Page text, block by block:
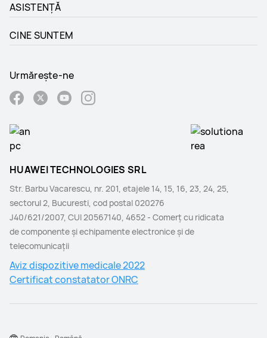
ASISTENȚĂ
CINE SUNTEM
Urmărește-ne
HUAWEI TECHNOLOGIES SRL
Str. Barbu Vacarescu, nr. 201, etajele 14, 15, 16, 23, 24, 25,
sectorul 2, Bucuresti, cod postal 020276
J40/621/2007, CUI 20567140, 4652 - Comerţ cu ridicata
de componente şi echipamente electronice şi de
telecomunicaţii
Aviz dispozitive medicale 2022
Certificat constatator ONRC